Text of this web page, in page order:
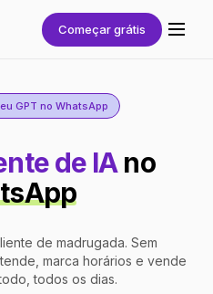
Começar grátis
GPT no WhatsApp
de IAno
de madrugada. Sem
marca horários e vende
todos os dias.